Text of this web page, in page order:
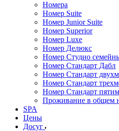
Номера
Номер Suite
Номер Junior Suite
Номер Superior
Номер Luxe
Номер Делюкс
Номер Студио
Номер Стандарт Дабл
Номер Стандарт
Номер Стандарт
Номер Стандарт
Проживание в общем
SPA
Цены
Досуг